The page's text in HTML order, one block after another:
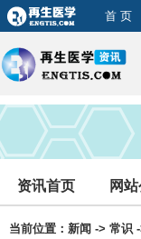
首 页
资讯首页 网
当前位置： 新闻 -> 常识